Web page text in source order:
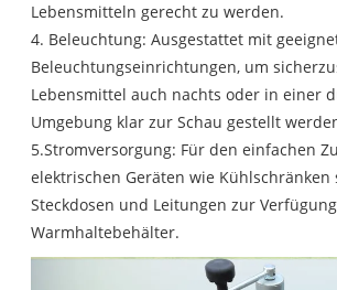
Lebensmitteln gerecht zu werden.
4. Beleuchtung: Ausgestattet mit
Beleuchtungseinrichtungen, um
Lebensmittel auch nachts oder in einer
Umgebung klar zur Schau gestellt
5.Stromversorgung: Für den einfachen
elektrischen Geräten wie Kühlschränken
Steckdosen und Leitungen zur
Warmhaltebehälter.